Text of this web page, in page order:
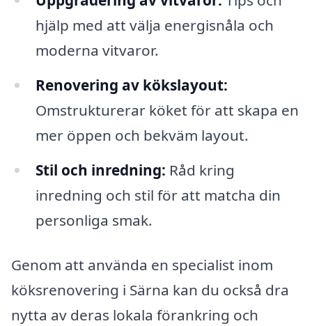
hjälp med att välja energisnåla och
moderna vitvaror.
Renovering av kökslayout:
Omstrukturerar köket för att skapa en
mer öppen och bekväm layout.
Stil och inredning: Råd kring
inredning och stil för att matcha din
personliga smak.
Genom att använda en specialist inom
köksrenovering i Särna kan du också dra
nytta av deras lokala förankring och